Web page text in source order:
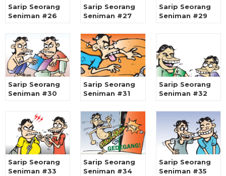
Sarip Seorang
Seniman #26
Sarip Seorang
Seniman #27
Sarip Seorang
Seniman #29
Sarip Seorang
Seniman #30
Sarip Seorang
Seniman #31
Sarip Seorang
Seniman #32
Sarip Seorang
Seniman #33
Sarip Seorang
Seniman #34
Sarip Seorang
Seniman #35